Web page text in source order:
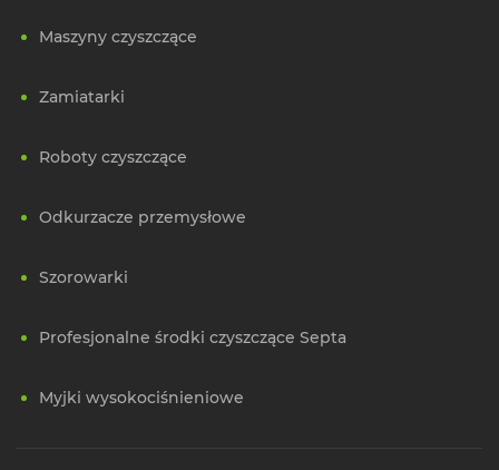
Maszyny czyszczące
Zamiatarki
Roboty czyszczące
Odkurzacze przemysłowe
Szorowarki
Profesjonalne środki czyszczące Septa
Myjki wysokociśnieniowe